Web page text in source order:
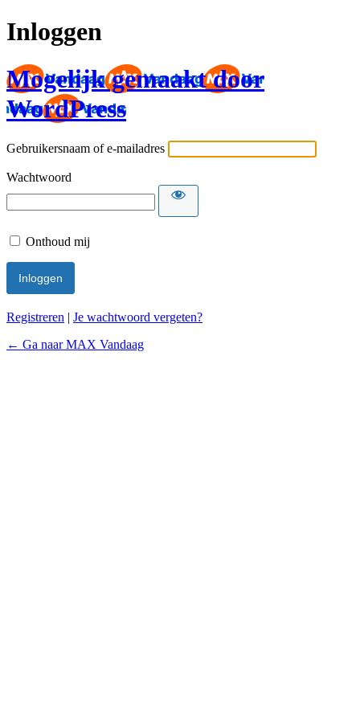
Inloggen
Mogelijk gemaakt door
WordPress
Gebruikersnaam of e-mailadres
Wachtwoord
Onthoud mij
Registreren | Je wachtwoord vergeten?
← Ga naar MAX Vandaag